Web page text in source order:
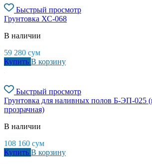
Быстрый просмотр
Грунтовка ХС-068
В наличии
59 280 сум
Купить В корзину
Быстрый просмотр
Грунтовка для наливных полов Б-ЭП-025
прозрачная)
В наличии
108 160 сум
Купить В корзину